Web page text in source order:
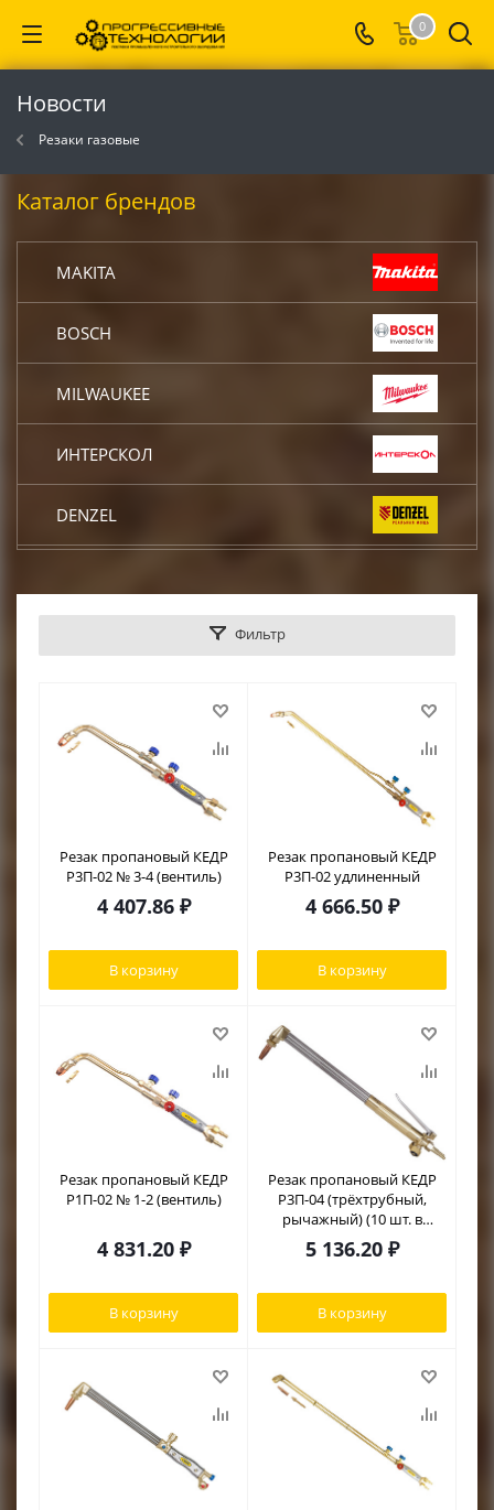
0
Новости
Резаки газовые
Фильтр
Резак пропановый КЕДР
Р3П-02 № 3-4 (вентиль)
4 407.86₽
В корзину
Резак пропановый КЕДР
Р3П-02 удлиненный
4 666.50₽
В корзину
Резак пропановый КЕДР
Р1П-02 № 1-2 (вентиль)
4 831.20₽
В корзину
Резак пропановый КЕДР
Р3П-04 (трёхтрубный,
рычажный) (10 шт. в
упаковке)
5 136.20₽
В корзину
Каталог брендов
MAKITA
BOSCH
MILWAUKEE
ИНТЕРСКОЛ
DENZEL
КЕДР
CONDTROL